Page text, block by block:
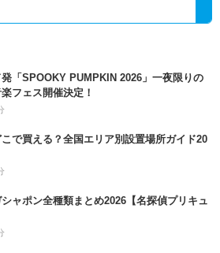
「SPOOKY PUMPKIN 2026」一夜限りの
フェス開催決定！
で買える？全国エリア別設置場所ガイド20
ャポン全種類まとめ2026【名探偵プリキュ